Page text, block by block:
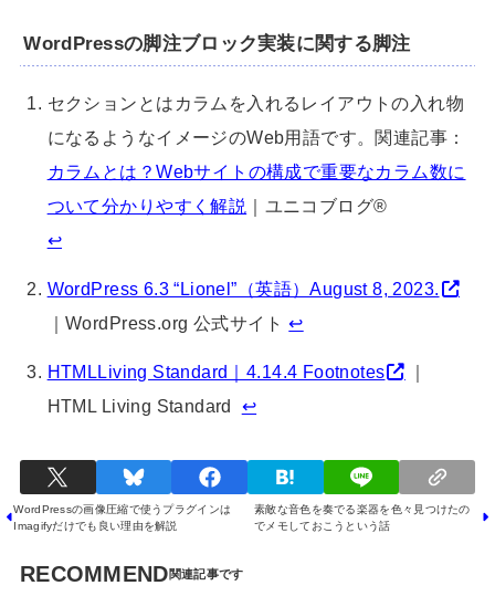
WordPressの脚注ブロック実装に関する脚注
セクションとはカラムを入れるレイアウトの入れ物
になるようなイメージのWeb用語です。関連記事：
カラムとは？Webサイトの構成で重要なカラム数に
ついて分かりやすく解説 ｜ユニコブログ®︎
↩︎
WordPress 6.3 “Lionel”（英語）August 8, 2023.
｜WordPress.org 公式サイト↩︎
HTMLLiving Standard｜4.14.4 Footnotes
HTML Living Standard ↩︎
素敵な音色を奏でる楽器を色々見つけたの
でメモしておこうという話
WordPressの画像圧縮で使うプラグインは
Imagifyだけでも良い理由を解説
RECOMMEND